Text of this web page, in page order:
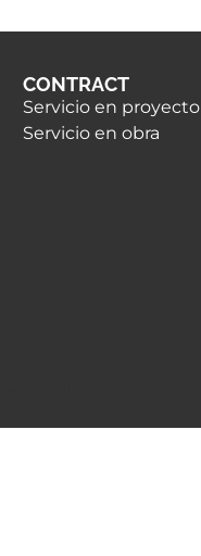
CONTRACT
Servicio en proyecto
Servicio en obra